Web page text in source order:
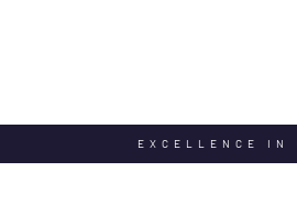
EXCELLENCE IN